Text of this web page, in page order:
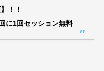
！！
に1回セッション無料